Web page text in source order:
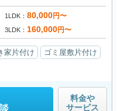
1LDK 80,000円〜
3LDK 160,000円〜
家片付け
ゴミ屋敷片付け
料金や
サービス